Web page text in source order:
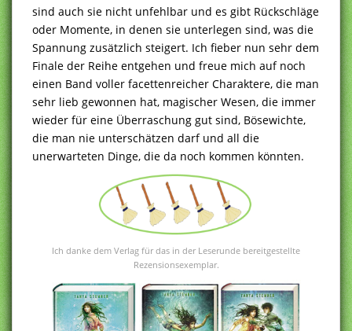
sind auch sie nicht unfehlbar und es gibt Rückschläge
oder Momente, in denen sie unterlegen sind, was die
Spannung zusätzlich steigert. Ich fieber nun sehr dem
Finale der Reihe entgehen und freue mich auf noch
einen Band voller facettenreicher Charaktere, die man
sehr lieb gewonnen hat, magischer Wesen, die immer
wieder für eine Überraschung gut sind, Bösewichte,
die man nie unterschätzen darf und all die
unerwarteten Dinge, die da noch kommen könnten.
Ich danke dem Verlag für das in der Leserunde bereitgestellte
Rezensionsexemplar.